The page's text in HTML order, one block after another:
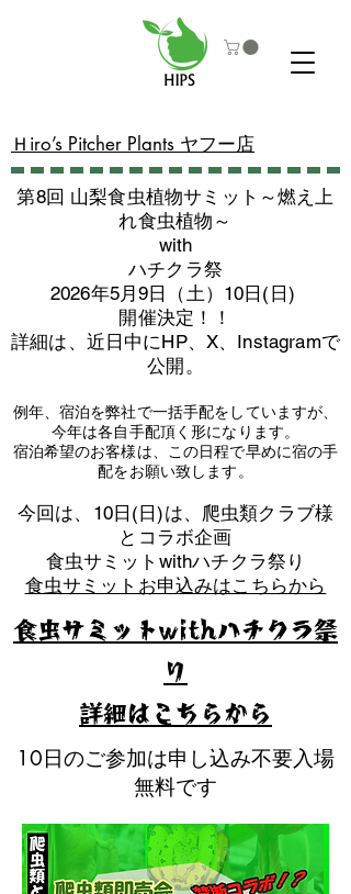
​Ｈiro’s Pitcher Plants ヤフー店
第8回 山梨食虫植物サミット～燃え上
れ食虫植物～
with
​ハチクラ祭
2026年5月9日（土）10日(日)
​開催決定！！
詳細は、近日中にHP、X、Instagramで
公開。
例年、宿泊を弊社で一括手配をしていますが、
今年は各自手配頂く形になります。
​宿泊希望のお客様は、この日程で早めに宿の手
配をお願い致します。
​今回は、10日(日)は、爬虫類クラブ様
とコラボ企画
​食虫サミットwithハチクラ祭り
食虫サミットお申込みはこちらから
10日のご参加は申し込み不要入場
無料です
食虫サミットwithハチクラ祭
り
​詳細はこちらから